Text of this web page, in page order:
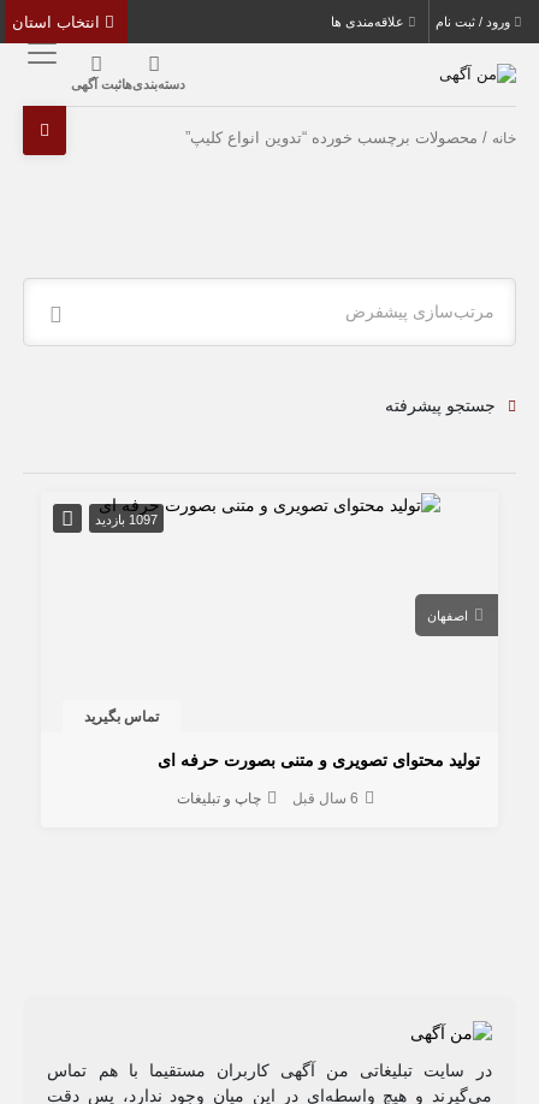
ورود / ثبت نام علاقه‌مندی ها
دسته‌بندی‌هاثبت آگهی
خانه / محصولات برچسب خورده “تدوین انواع کلیپ”
مرتب‌سازی پیشفرض
جستجو پیشرفته
1097 بازدید
اصفهان
تماس بگیرید
تولید محتوای تصویری و متنی بصورت حرفه ای
6 سال قبل چاپ و تبلیغات
در سایت تبلیغاتی من آگهی کاربران مستقیما با هم تماس
می‌گیرند و هیچ واسطه‌ای در این میان وجود ندارد، پس دقت